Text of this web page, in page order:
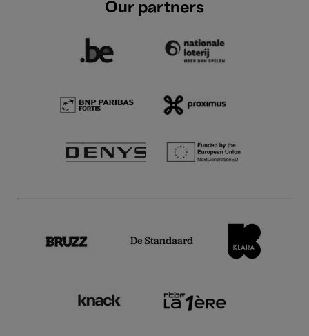
Our partners